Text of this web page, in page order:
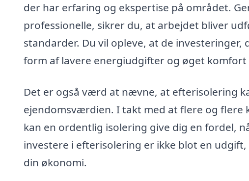
der har erfaring og ekspertise på området.
professionelle, sikrer du, at arbejdet bliver
standarder. Du vil opleve, at de
form af lavere energiudgifter og øget komfort
Det er også værd at nævne, at efterisolering
ejendomsværdien. I takt med at flere og
kan en ordentlig isolering give dig en fordel,
investere i efterisolering er ikke blot en
din økonomi.